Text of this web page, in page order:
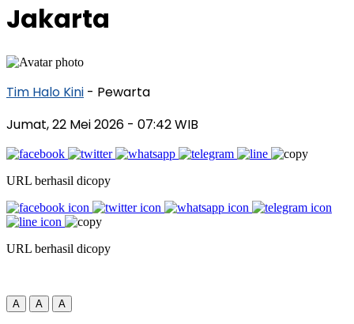
Jakarta
Tim Halo Kini - Pewarta
Jumat, 22 Mei 2026 - 07:42 WIB
URL berhasil dicopy
URL berhasil dicopy
A A A